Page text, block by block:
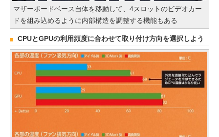
マザーボードベース自体を移動して、4スロットのビデオカー
ドを組み込めるように内部構造を調整する機能もある
CPUとGPUの利用頻度に合わせて取り付け方向を選択しよう